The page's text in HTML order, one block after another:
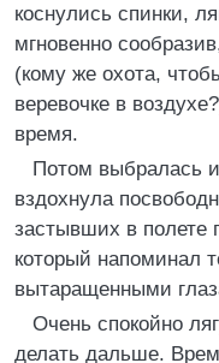
коснулись спинки,
мгновенно
(кому же охота,
веревочке в
время.
Потом выбралась
вздохнула
застывших в полете
который напоминал
вытаращенными
Очень спокойно
делать дальше.